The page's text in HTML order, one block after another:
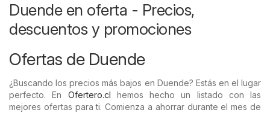
Duende en oferta - Precios,
descuentos y promociones
Ofertas de Duende
¿Buscando los precios más bajos en Duende? Estás en el lugar
perfecto. En Ofertero.cl hemos hecho un listado con las
mejores ofertas para ti. Comienza a ahorrar durante el mes de